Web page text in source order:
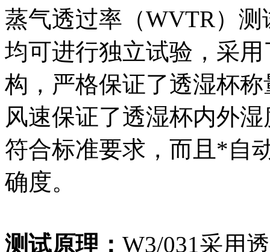
蒸气透过率（WVTR）
均可进行独立试验，采
构，严格保证了透湿杯
风速保证了透湿杯内外
符合标准要求，而且*自
确度。
测试原理： W3/031采用